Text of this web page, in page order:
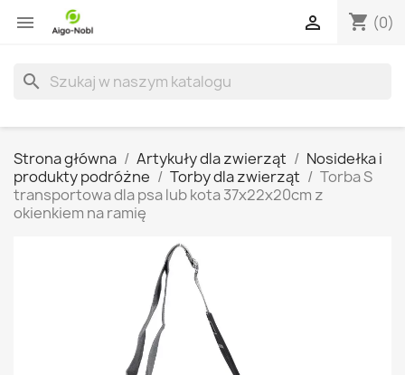
 shopping_cart (0)

search
Strona główna Artykuły dla zwierząt
Nosidełka i
produkty podróżne
Torby dla zwierząt
Torba S
transportowa dla psa lub kota 37x22x20cm z
okienkiem na ramię